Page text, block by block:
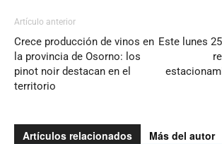
Artículo anterior
Crece producción de vinos en
la provincia de Osorno: los
pinot noir destacan en el
territorio
Este lunes
Artículos relacionados Más del autor